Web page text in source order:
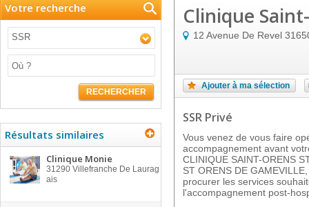
Votre recherche
SSR
RECHERCHER
Résultats similaires
Clinique Monie
31290 Villefranche De Laurag
ais
Clinique
12 Avenue De Revel
Ajouter à ma sélection
SSR Privé
Vous venez de vous faire
accompagnement avant
CLINIQUE SAINT-ORENS
ST ORENS DE
procurer les services
l'accompagnement post-